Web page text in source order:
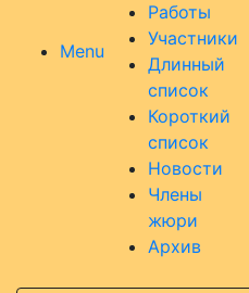
Menu
Работы
Участники
Длинный
список
Короткий
список
Новости
Члены
жюри
Архив